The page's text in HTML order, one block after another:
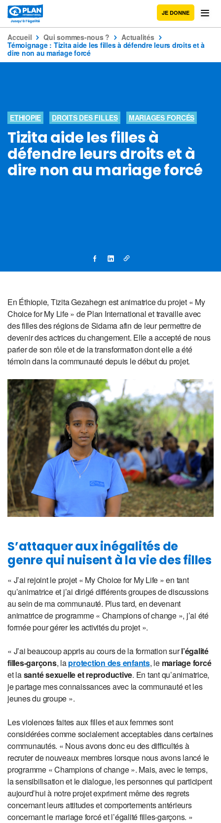
JE DONNE
Accueil Qui sommes-nous ?
Actualités
Témoignage : Tizita aide les filles à défendre leurs droits et à
dire non au mariage forcé
ETHIOPIE DROITS DES FILLES MARIAGES FORCÉS
Tizita aide les filles à
défendre leurs droits et à
dire non au mariage forcé
En Éthiopie, Tizita Gezahegn est animatrice du projet « My
Choice for My Life » de Plan International et travaille avec
des filles des régions de Sidama afin de leur permettre de
devenir des actrices du changement. Elle a accepté de nous
parler de son rôle et de la transformation dont elle a été
témoin dans la communauté depuis le début du projet.
S’attaquer aux inégalités de
genre qui nuisent à la vie des filles
« J’ai rejoint le projet « My Choice for My Life » en tant
qu’animatrice et j’ai dirigé différents groupes de discussions
au sein de ma communauté. Plus tard, en devenant
animatrice de programme « Champions of change », j’ai été
formée pour gérer les activités du projet ».
« J’ai beaucoup appris au cours de la formation surl’égalité
filles-garçons, laprotection des enfants, le mariage forcé
et lasanté sexuelle et reproductive. En tant qu’animatrice,
je partage mes connaissances avec la communauté et les
jeunes du groupe ».
Les violences faites aux filles et aux femmes sont
considérées comme socialement acceptables dans certaines
communautés. « Nous avons donc eu des difficultés à
recruter de nouveaux membres lorsque nous avons lancé le
programme « Champions of change ». Mais, avec le temps,
la sensibilisation et le dialogue, les personnes qui participent
aujourd’hui à notre projet expriment même des regrets
concernant leurs attitudes et comportements antérieurs
concernant le mariage forcé et l’égalité filles-garçons. »